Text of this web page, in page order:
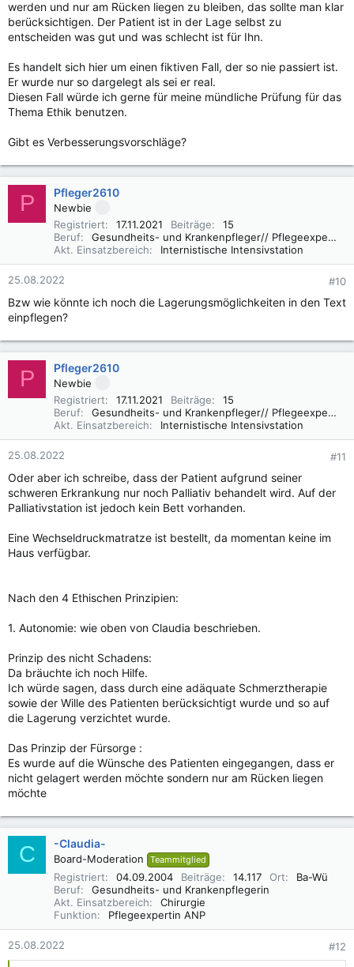
werden und nur am Rücken liegen zu bleiben, das sollte man klar
berücksichtigen. Der Patient ist in der Lage selbst zu
entscheiden was gut und was schlecht ist für Ihn.
Es handelt sich hier um einen fiktiven Fall, der so nie passiert ist.
Er wurde nur so dargelegt als sei er real.
Diesen Fall würde ich gerne für meine mündliche Prüfung für das
Thema Ethik benutzen.
Gibt es Verbesserungsvorschläge?
P Pfleger2610
Newbie
Registriert
17.11.2021 Beiträge
15
Beruf
Gesundheits- und Krankenpfleger// Pflegeexperte IMC
Akt. Einsatzbereich
Internistische Intensivstation
25.08.2022 #10
Bzw wie könnte ich noch die Lagerungsmöglichkeiten in den Text
einpflegen?
P Pfleger2610
Newbie
Registriert
17.11.2021 Beiträge
15
Beruf
Gesundheits- und Krankenpfleger// Pflegeexperte IMC
Akt. Einsatzbereich
Internistische Intensivstation
25.08.2022 #11
Oder aber ich schreibe, dass der Patient aufgrund seiner
schweren Erkrankung nur noch Palliativ behandelt wird. Auf der
Palliativstation ist jedoch kein Bett vorhanden.
Eine Wechseldruckmatratze ist bestellt, da momentan keine im
Haus verfügbar.
Nach den 4 Ethischen Prinzipien:
1. Autonomie: wie oben von Claudia beschrieben.
Prinzip des nicht Schadens:
Da bräuchte ich noch Hilfe.
Ich würde sagen, dass durch eine adäquate Schmerztherapie
sowie der Wille des Patienten berücksichtigt wurde und so auf
die Lagerung verzichtet wurde.
Das Prinzip der Fürsorge :
Es wurde auf die Wünsche des Patienten eingegangen, dass er
nicht gelagert werden möchte sondern nur am Rücken liegen
möchte
C -Claudia-
Board-Moderation Teammitglied
Registriert 04.09.2004 Beiträge 14.117 Ort
Ba-Wü
Beruf
Gesundheits- und Krankenpflegerin
Akt. Einsatzbereich
Chirurgie
Funktion
Pflegeexpertin ANP
25.08.2022 #12